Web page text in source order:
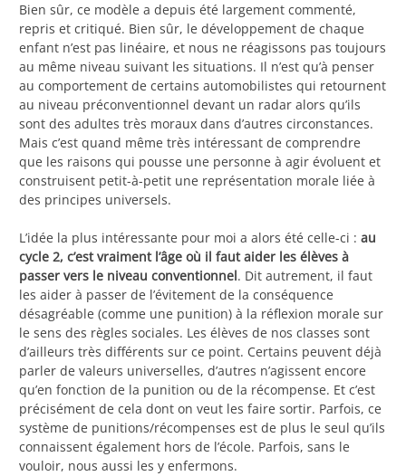
Bien sûr, ce modèle a depuis été largement commenté,
repris et critiqué. Bien sûr, le développement de chaque
enfant n’est pas linéaire, et nous ne réagissons pas toujours
au même niveau suivant les situations. Il n’est qu’à penser
au comportement de certains automobilistes qui retournent
au niveau préconventionnel devant un radar alors qu’ils
sont des adultes très moraux dans d’autres circonstances.
Mais c’est quand même très intéressant de comprendre
que les raisons qui pousse une personne à agir évoluent et
construisent petit-à-petit une représentation morale liée à
des principes universels.
L’idée la plus intéressante pour moi a alors été celle-ci : au
cycle 2, c’est vraiment l’âge où il faut aider les élèves à
passer vers le niveau conventionnel. Dit autrement, il faut
les aider à passer de l’évitement de la conséquence
désagréable (comme une punition) à la réflexion morale sur
le sens des règles sociales. Les élèves de nos classes sont
d’ailleurs très différents sur ce point. Certains peuvent déjà
parler de valeurs universelles, d’autres n’agissent encore
qu’en fonction de la punition ou de la récompense. Et c’est
précisément de cela dont on veut les faire sortir. Parfois, ce
système de punitions/récompenses est de plus le seul qu’ils
connaissent également hors de l’école. Parfois, sans le
vouloir, nous aussi les y enfermons.